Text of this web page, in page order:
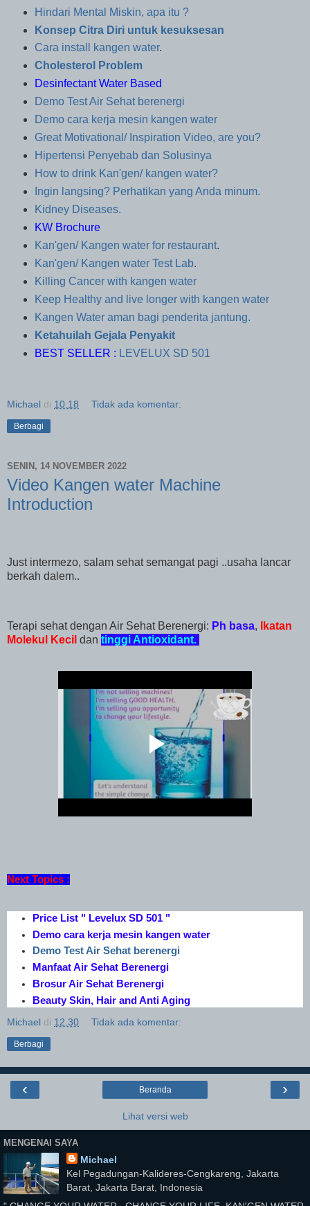
Hindari Mental Miskin, apa itu ?
Konsep Citra Diri untuk kesuksesan
Cara install kangen water.
Cholesterol Problem
Desinfectant Water Based
Demo Test Air Sehat berenergi
Demo cara kerja mesin kangen water
Great Motivational/ Inspiration Video, are you?
Hipertensi Penyebab dan Solusinya
How to drink Kan'gen/ kangen water?
Ingin langsing? Perhatikan yang Anda minum.
Kidney Diseases.
KW Brochure
Kan'gen/ Kangen water for restaurant.
Kan'gen/ Kangen water Test Lab.
Killing Cancer with kangen water
Keep Healthy and live longer with kangen water
Kangen Water aman bagi penderita jantung.
Ketahuilah Gejala Penyakit
BEST SELLER : LEVELUX SD 501
Michael di 10.18 Tidak ada komentar:
Berbagi
SENIN, 14 NOVEMBER 2022
Video Kangen water Machine
Introduction
Just intermezo, salam sehat semangat pagi ..usaha lancar
berkah dalem..
Terapi sehat dengan Air Sehat Berenergi: Ph basa,
Ikatan
Molekul Kecil dan tinggi Antioxidant.
Next Topics :
Price List " Levelux SD 501 "
Demo cara kerja mesin kangen water
Demo Test Air Sehat berenergi
Manfaat Air Sehat Berenergi
Brosur Air Sehat Berenergi
Beauty Skin, Hair and Anti Aging
Michael di 12.30 Tidak ada komentar:
Berbagi
‹ ›
Beranda
Lihat versi web
MENGENAI SAYA
Michael
Kel Pegadungan-Kalideres-Cengkareng, Jakarta
Barat, Jakarta Barat, Indonesia